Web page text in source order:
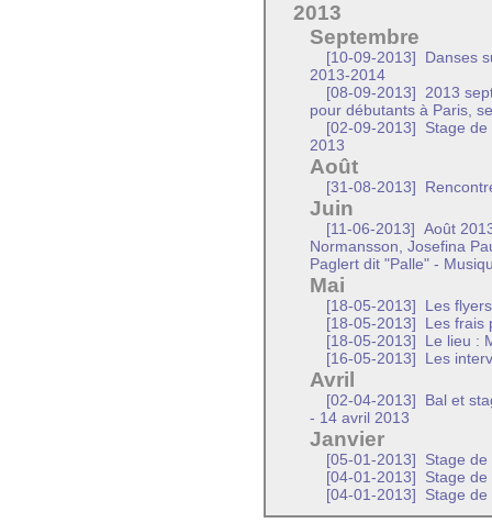
2013
Septembre
[10-09-2013]
Danses
2013-2014
[08-09-2013]
2013
pour débutants à Paris,
[02-09-2013]
Stage
2013
Août
[31-08-2013]
Juin
[11-06-2013]
Août
Normansson, Josefina
Paglert dit "Palle" -
Mai
[18-05-2013]
Les
[18-05-2013]
Les frais
[18-05-2013]
Le lieu :
[16-05-2013]
Les
Avril
[02-04-2013]
Bal et
- 14 avril 2013
Janvier
[05-01-2013]
Stage
[04-01-2013]
Stage
[04-01-2013]
Stage